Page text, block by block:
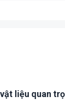
liệu quan